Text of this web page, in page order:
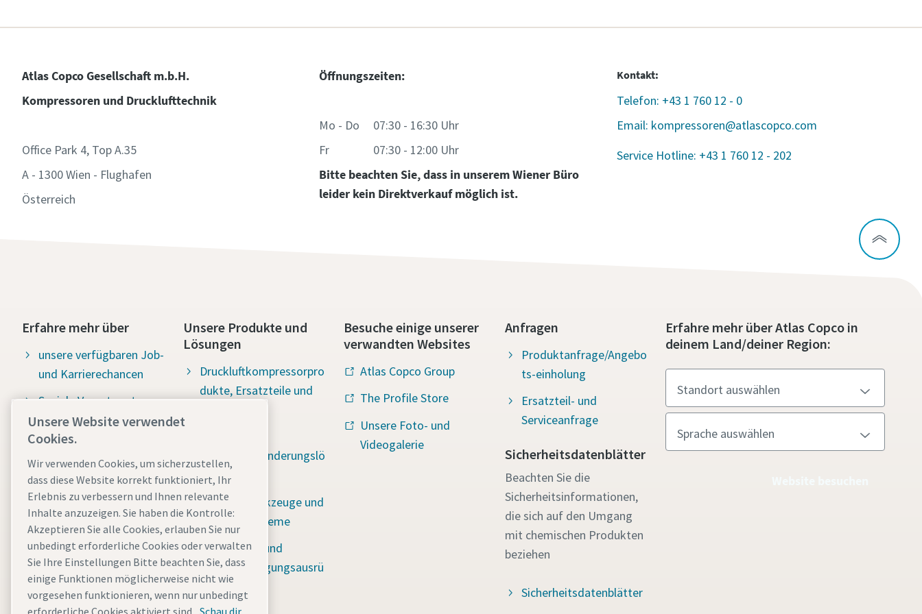
Atlas Copco Gesellschaft m.b.H.
Kompressoren und Drucklufttechnik
Office Park 4, Top A.35
A - 1300 Wien - Flughafen
Österreich
Öffnungszeiten:
Mo - Do 07:30 - 16:30 Uhr
Fr 07:30 - 12:00 Uhr
Bitte beachten Sie, dass in unserem Wiener Büro
leider kein Direktverkauf möglich ist.
Kontakt:
Telefon: +43 1 760 12 - 0
Email: kompressoren@atlascopco.com
Service Hotline: +43 1 760 12 - 202
Erfahre mehr über
unsere verfügbaren Job-
und Karrierechancen
Soziale Verantwortung:
Water for all (Wasser für
alle)
Unsere Praktika
Die neuesten
Nachrichten
Unsere Produkte und
Lösungen
Druckluftkompressorpro
dukte, Ersatzteile und
Schadstoffminderungslö
sungen
Industriewerkzeuge und
Montagesysteme
Mobile Bau- und
Stromversorgungsausrü
stung
Besuche einige unserer
verwandten Websites
Atlas Copco Group
The Profile Store
Unsere Foto- und
Videogalerie
Anfragen
Produktanfrage/Angebo
ts-einholung
Ersatzteil- und
Serviceanfrage
Sicherheitsdatenblätter
Beachten Sie die
Sicherheitsinformationen,
die sich auf den Umgang
mit chemischen Produkten
beziehen
Sicherheitsdatenblätter
Erfahre mehr über Atlas Copco in
deinem Land/deiner Region:
Unsere Website verwendet
Cookies.
Wir verwenden Cookies, um sicherzustellen,
dass diese Website korrekt funktioniert, Ihr
Erlebnis zu verbessern und Ihnen relevante
Inhalte anzuzeigen. Sie haben die Kontrolle:
Akzeptieren Sie alle Cookies, erlauben Sie nur
unbedingt erforderliche Cookies oder verwalten
Sie Ihre Einstellungen Bitte beachten Sie, dass
einige Funktionen möglicherweise nicht wie
vorgesehen funktionieren, wenn nur unbedingt